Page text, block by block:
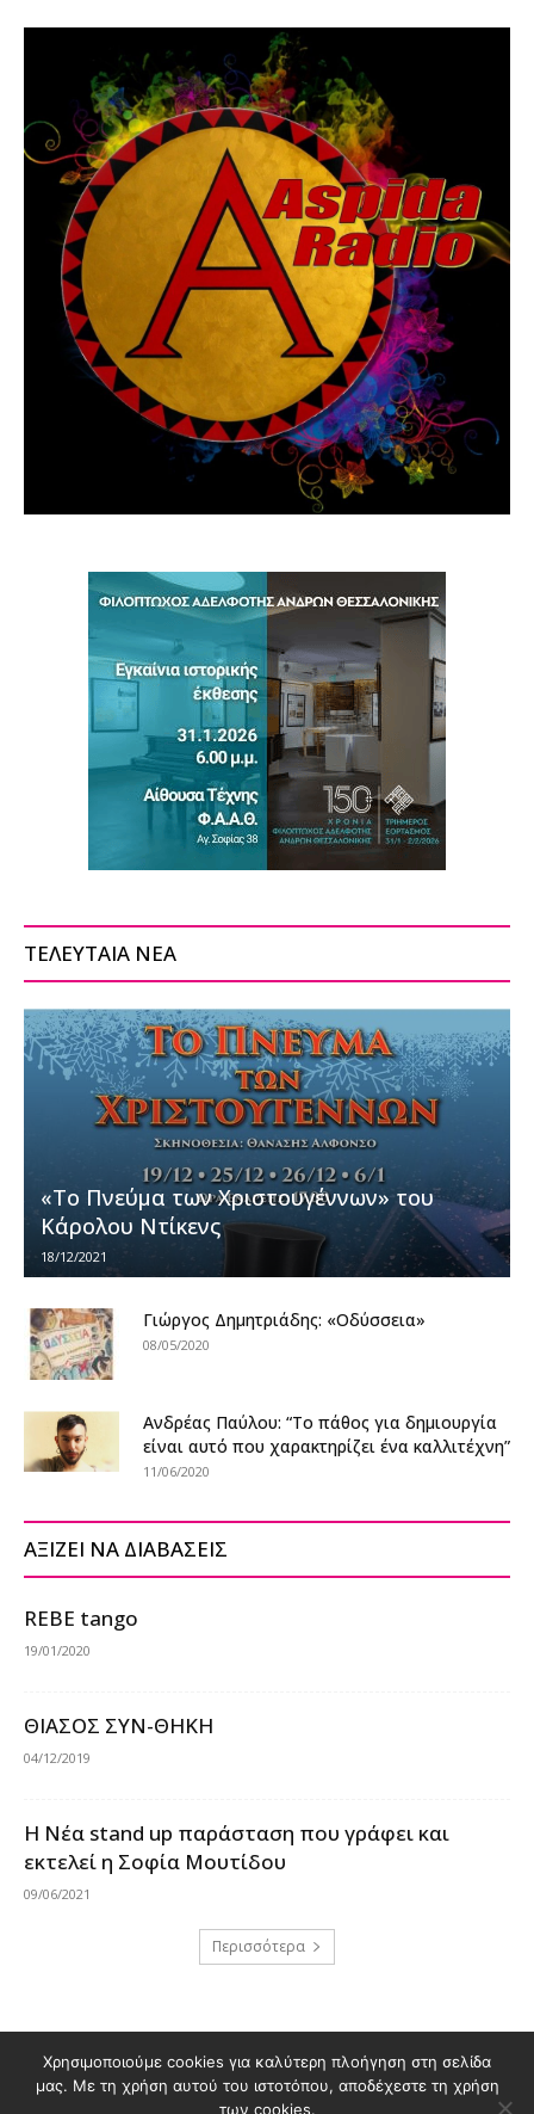
ΤΕΛΕΥΤΑΙΑ ΝΕΑ
«Το Πνεύμα των Χριστουγέννων» του
Κάρολου Ντίκενς
18/12/2021
Γιώργος Δημητριάδης: «Οδύσσεια»
08/05/2020
Ανδρέας Παύλου: “Το πάθος για δημιουργία
είναι αυτό που χαρακτηρίζει ένα καλλιτέχνη”
11/06/2020
ΑΞΙΖΕΙ ΝΑ ΔΙΑΒΑΣΕΙΣ
REBE tango
19/01/2020
ΘΙΑΣΟΣ ΣΥΝ-ΘΗΚΗ
04/12/2019
Η Νέα stand up παράσταση που γράφει και
εκτελεί η Σοφία Μουτίδου
09/06/2021
Περισσότερα
Διαφημιστείτε στο Polis Magazino
Όροι χρήσης & Πολιτική Προστασίας Προσωπικών Δεδομένων
Χρησιμοποιούμε cookies για καλύτερη πλοήγηση στη σελίδα
μας. Με τη χρήση αυτού του ιστοτόπου, αποδέχεστε τη χρήση
των cookies.